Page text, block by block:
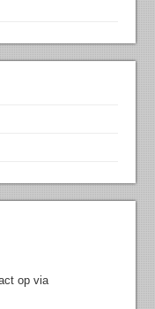
op via